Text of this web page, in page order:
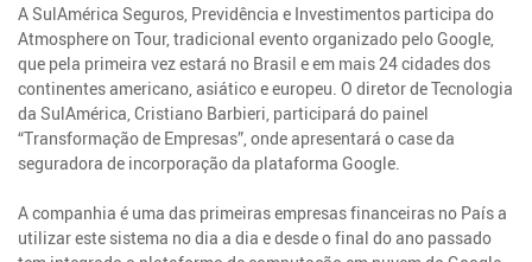
A SulAmérica Seguros, Previdência e Investimentos participa do
Atmosphere on Tour, tradicional evento organizado pelo Google,
que pela primeira vez estará no Brasil e em mais 24 cidades dos
continentes americano, asiático e europeu. O diretor de Tecnologia
da SulAmérica, Cristiano Barbieri, participará do painel
“Transformação de Empresas”, onde apresentará o case da
seguradora de incorporação da plataforma Google.
A companhia é uma das primeiras empresas financeiras no País a
utilizar este sistema no dia a dia e desde o final do ano passado